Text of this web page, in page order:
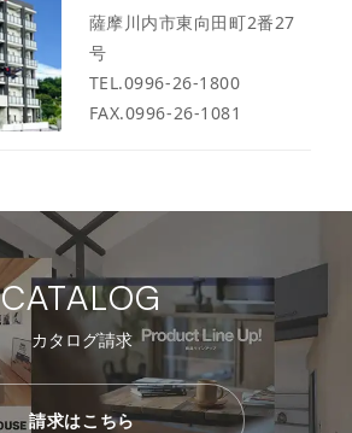
薩摩川内市東向田町2番27
号
TEL.0996-26-1800
FAX.0996-26-1081
CATALOG
カタログ請求
請求はこちら